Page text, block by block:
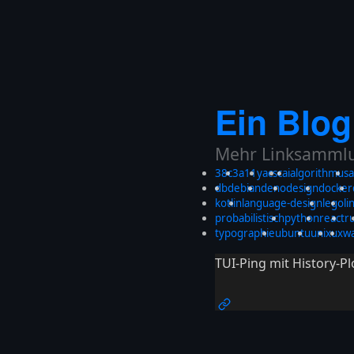
Ein Blog
Mehr
38c3a11yacscaialgorithmus
dbdebiandenodesigndocker
kotlinlanguage-designlego
probabilistischpythonreact
typographieubuntuunixux
TUI-Ping mit History-